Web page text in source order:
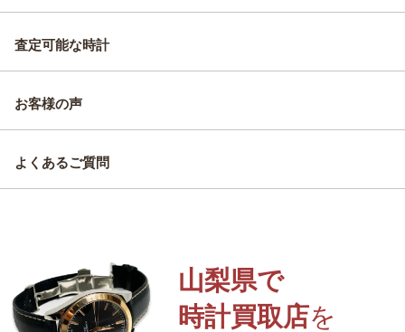
査定可能な時計
お客様の声
よくあるご質問
山梨県で
時計買取店を